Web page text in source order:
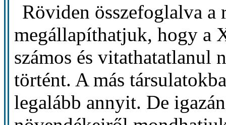
Röviden összefoglalva a
megállapíthatjuk, hogy a
számos és vitathatatlanul
történt. A más
legalább annyit. De